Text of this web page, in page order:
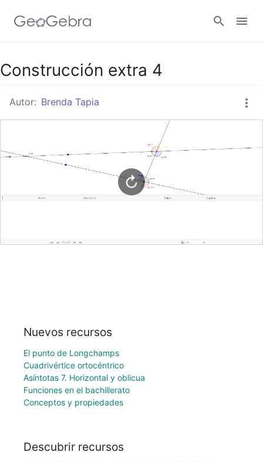
Google Classroom
GeoGebra Classroom
Abrir sesión
Construcción extra 4
Autor: Brenda Tapia
Nuevos recursos
El punto de Longchamps
Cuadrivértice ortocéntrico
Asíntotas 7. Horizontal y oblicua
Funciones en el bachillerato
Conceptos y propiedades
Descubrir recursos